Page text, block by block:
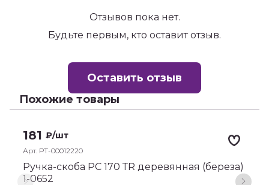
Отзывов пока нет.
Будьте первым, кто оставит отзыв.
Оставить отзыв
Похожие товары
181 ₽/шт
Арт. РТ-00012220
Ручка-скоба РС 170 ТR деревянная (береза)
1-0652